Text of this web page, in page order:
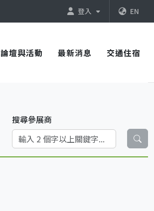
登入 EN
論壇與活動 最新消息 交通住宿
搜尋參展商